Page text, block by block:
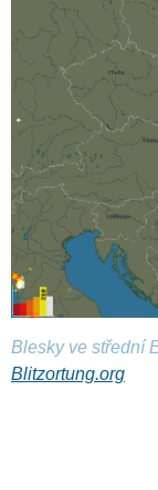
Blesky ve střední
Blitzortung.org